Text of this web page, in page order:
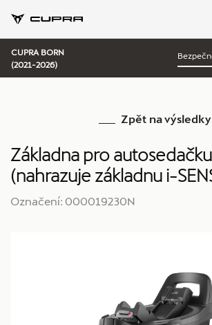
CUPRA BORN
(2021-2026)
Zpět na výsledky
Základna pro
(nahrazuje základnu i-
Označení: 000019230N